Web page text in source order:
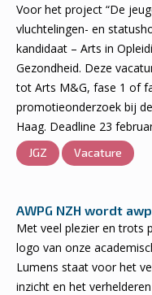
Voor het project “De
vluchtelingen- en
kandidaat – Arts in
Gezondheid. Deze
tot Arts M&G, fase 1 of
promotieonderzoek bij
Haag. Deadline 23
JGZ Vacature
AWPG NZH wordt
Met veel plezier en trots
logo van onze
Lumens staat voor het
inzicht en het